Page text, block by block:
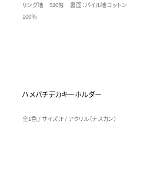
リング地 920匁 裏面：パイル地コットン
100％
ハメパチデカキーホルダー
全1色 / サイズ：F / アクリル（ナスカン）